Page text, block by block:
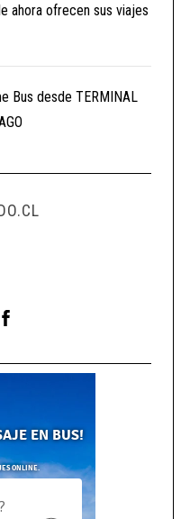
ahora ofrecen sus viajes
Bus desde TERMINAL